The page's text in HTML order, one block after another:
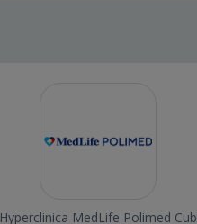
Hyperclinica MedLife Polimed Cub